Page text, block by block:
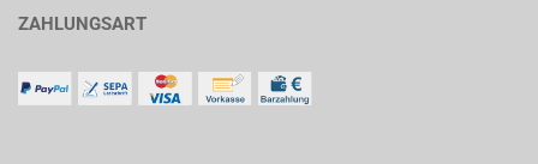
ZAHLUNGSART